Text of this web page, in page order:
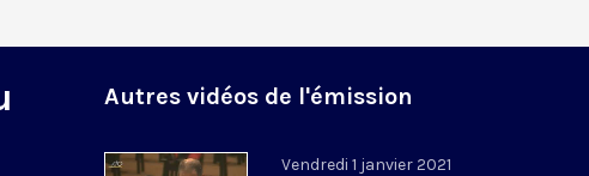
Autres vidéos de l'émission
Vendredi 1 janvier 2021